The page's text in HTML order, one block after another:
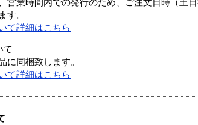
営業時間内での発行のため、ご注文日時（土
す。
て詳細はこちら
て
に同梱致します。
て詳細はこちら